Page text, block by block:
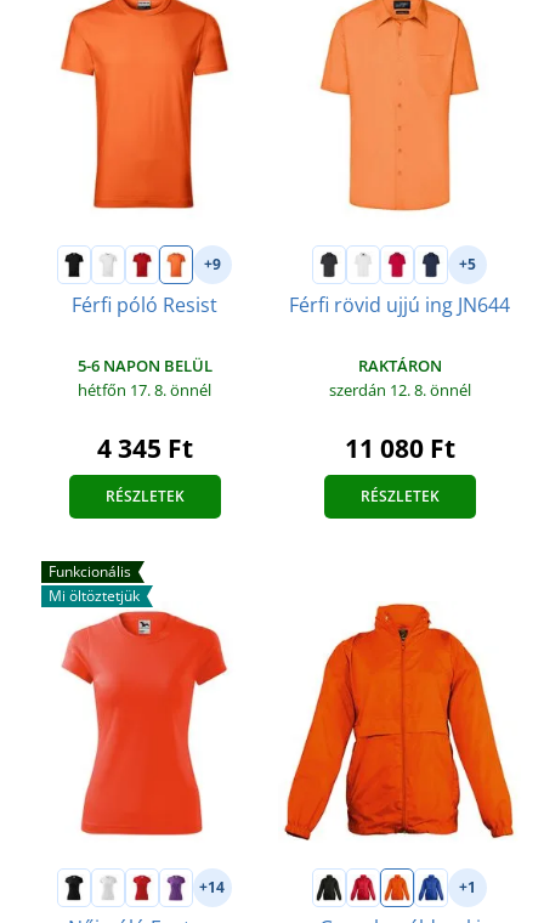
+9
Férfi póló Resist
5-6 NAPON BELÜL
hétfőn 17. 8.önnél
4 345 Ft
RÉSZLETEK
+5
Férfi rövid ujjú ing JN644
RAKTÁRON
szerdán 12. 8.önnél
11 080 Ft
RÉSZLETEK
Funkcionális
Mi öltöztetjük
+14 +1